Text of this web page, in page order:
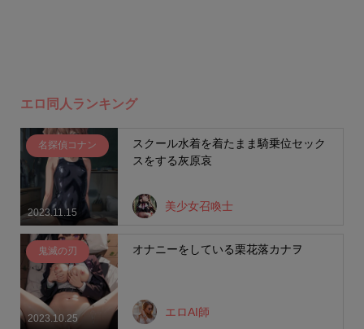
エロ同人ランキング
2023.11.15
名探偵コナン
スクール水着を着たまま騎乗位セック
スをする灰原哀
美少女召喚士
2023.10.25
鬼滅の刃 オナニーをしている栗花落カナヲ
エロAI師